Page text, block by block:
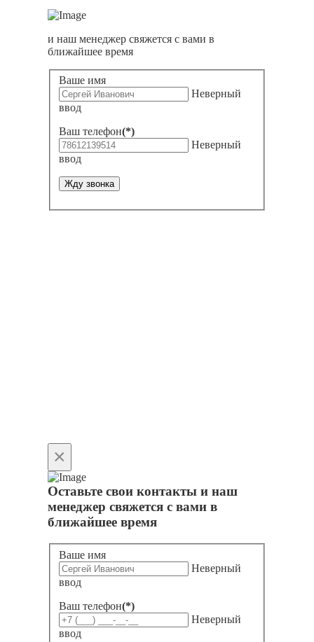
и наш менеджер свяжется с вами в
ближайшее время
Ваше имя
Неверный
ввод
Ваш телефон(*)
Неверный
ввод
Жду звонка
×
Оставьте свои контакты и наш
менеджер свяжется с вами в
ближайшее время
Ваше имя
Неверный
ввод
Ваш телефон(*)
Неверный
ввод